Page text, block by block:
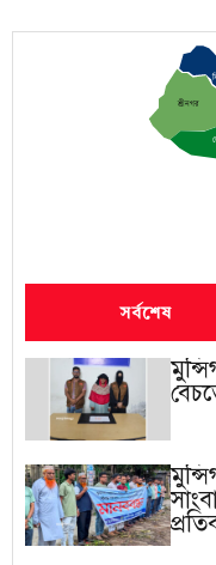
শ্রীনগর
সর্বশেষ